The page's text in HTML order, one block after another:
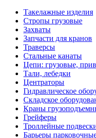
Такелажные изделия
Стропы грузовые
Захваты
Запчасти для кранов
Траверсы
Стальные канаты
Цепи: грузовые,
Тали, лебедки
Центраторы
Гидравлическое
Складское
Краны
Грейферы
Троллейные
Барьеры